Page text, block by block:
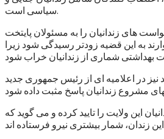
سیاسی است.
های زندانیان را به مسئولان پایتخت
به این قضیه زودتر رسیدگی شود زیرا
نیز در اعلامیه ای از رئیس جمهوری جدید
این ولایت را تایید کرده و می گوید که